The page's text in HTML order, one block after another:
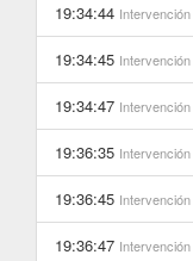
19:34:44 Intervención
19:34:45 Intervención
19:34:47 Intervención
19:36:35 Intervención
19:36:45 Intervención
19:36:47 Intervención